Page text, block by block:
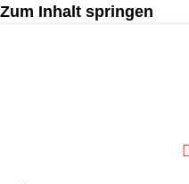
Zum Inhalt springen